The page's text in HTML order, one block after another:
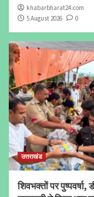
khabarbharat24.com
5 August 2026
0
उत्तराखंड
शिवभक्तों पर पुष्पवर्षा,